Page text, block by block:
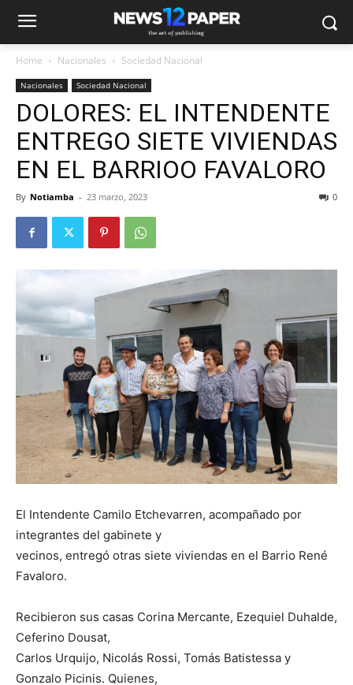
Home Nacionales Sociedad Nacional
Nacionales Sociedad Nacional
DOLORES: EL INTENDENTE
ENTREGO SIETE VIVIENDAS
EN EL BARRIOO FAVALORO
By Notiamba - 23 marzo, 2023 0
El Intendente Camilo Etchevarren, acompañado por
integrantes del gabinete y
vecinos, entregó otras siete viviendas en el Barrio René
Favaloro.
Recibieron sus casas Corina Mercante, Ezequiel Duhalde,
Ceferino Dousat,
Carlos Urquijo, Nicolás Rossi, Tomás Batistessa y
Gonzalo Picinis. Quienes,